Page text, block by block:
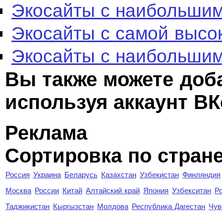
Экосайты с
Экосайты с самой
Экосайты с
Вы также можете
используя аккаунт
Реклама
Сортировка по
Россия Украина Беларусь Казахстан Узбекистан Финляндия
Москва России Китай Алтайский край Япония Узбекситан
Таджикистан Кыргызстан Молдова Республика Дагестан